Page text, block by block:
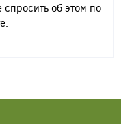
об этом по